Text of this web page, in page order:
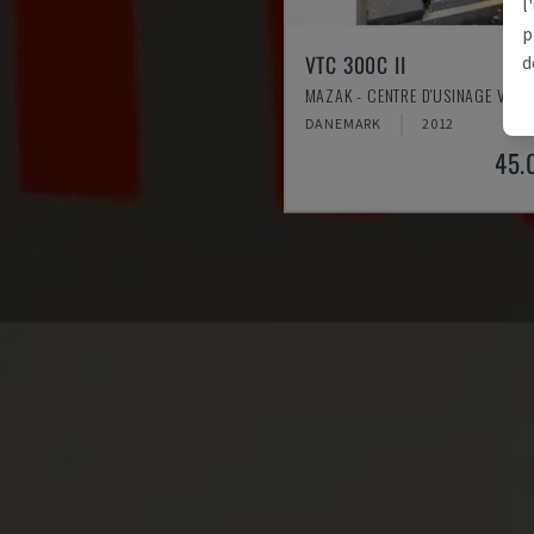
VTC 300C II
MAZAK - CENTRE D'USINAGE
DANEMARK 2012